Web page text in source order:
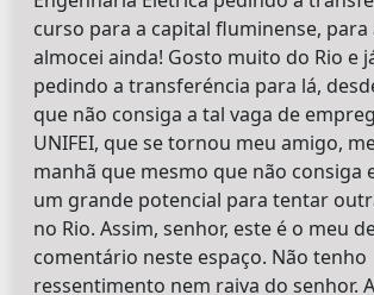
curso para a capital fluminense, para
almocei ainda! Gosto muito do Rio e
pedindo a transferéncia para lá,
que não consiga a tal vaga de
UNIFEI, que se tornou meu amigo,
manhã que mesmo que não consiga
um grande potencial para tentar
no Rio. Assim, senhor, este é o meu
comentário neste espaço. Não tenho
ressentimento nem raiva do senhor.